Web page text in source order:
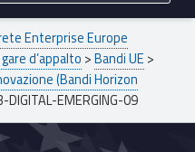
Enterprise Europe
d’appalto >Bandi UE >
(Bandi Horizon
EMERGING-09